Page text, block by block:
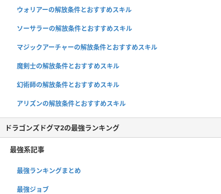
ウォリアーの解放条件とおすすめスキル
ソーサラーの解放条件とおすすめスキル
マジックアーチャーの解放条件とおすすめスキル
魔剣士の解放条件とおすすめスキル
幻術師の解放条件とおすすめスキル
アリズンの解放条件とおすすめスキル
ドラゴンズドグマ2の最強ランキング
最強系記事
最強ランキングまとめ
最強ジョブ